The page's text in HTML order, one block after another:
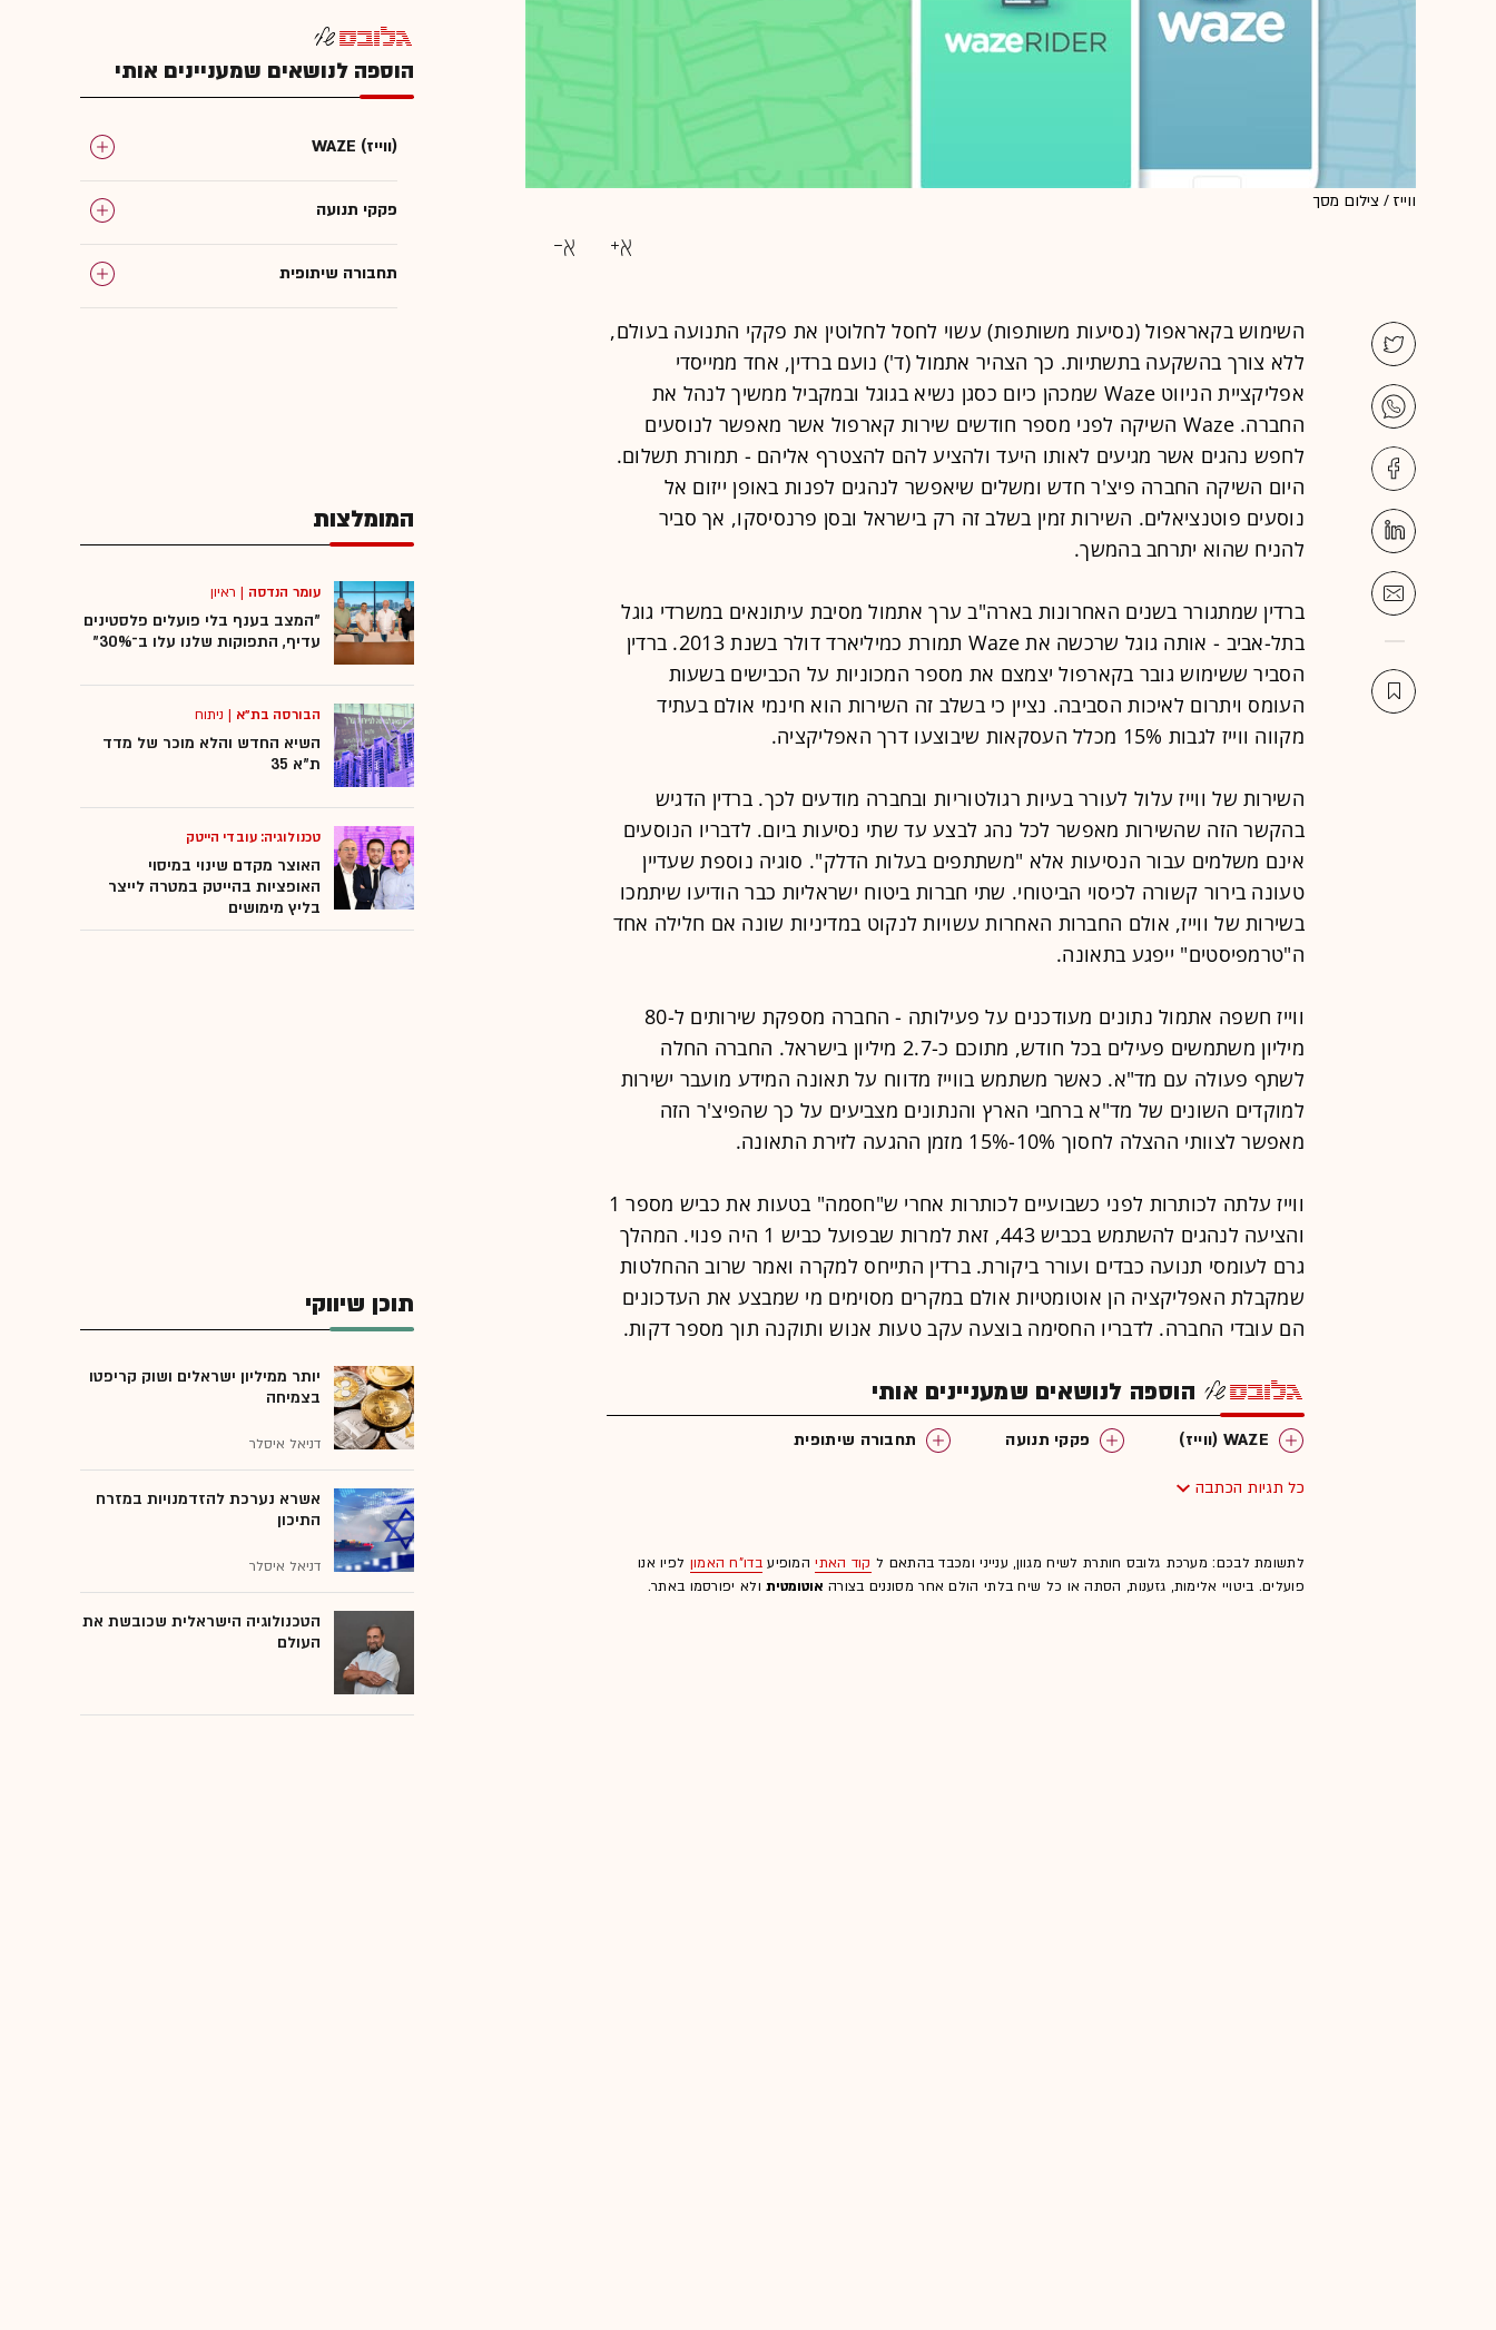
ווייז / צילום מסך
השימוש בקאראפול (נסיעות משותפות) עשוי לחסל לחלוטין את פקקי התנועה בעולם,
ללא צורך בהשקעה בתשתיות. כך הצהיר אתמול (ד') נועם ברדין, אחד ממייסדי
אפליקציית הניווט Waze שמכהן כיום כסגן נשיא בגוגל ובמקביל ממשיך לנהל את
החברה. Waze השיקה לפני מספר חודשים שירות קארפול אשר מאפשר לנוסעים
לחפש נהגים אשר מגיעים לאותו היעד ולהציע להם להצטרף אליהם - תמורת תשלום.
היום השיקה החברה פיצ'ר חדש ומשלים שיאפשר לנהגים לפנות באופן ייזום אל
נוסעים פוטנציאלים. השירות זמין בשלב זה רק בישראל ובסן פרנסיסקו, אך סביר
להניח שהוא יתרחב בהמשך.
ברדין שמתגורר בשנים האחרונות בארה"ב ערך אתמול מסיבת עיתונאים במשרדי גוגל
בתל-אביב - אותה גוגל שרכשה את Waze תמורת כמיליארד דולר בשנת 2013. ברדין
הסביר ששימוש גובר בקארפול יצמצם את מספר המכוניות על הכבישים בשעות
העומס ויתרום לאיכות הסביבה. נציין כי בשלב זה השירות הוא חינמי אולם בעתיד
מקווה ווייז לגבות 15% מכלל העסקאות שיבוצעו דרך האפליקציה.
השירות של ווייז עלול לעורר בעיות רגולטוריות ובחברה מודעים לכך. ברדין הדגיש
בהקשר הזה שהשירות מאפשר לכל נהג לבצע עד שתי נסיעות ביום. לדבריו הנוסעים
אינם משלמים עבור הנסיעות אלא "משתתפים בעלות הדלק". סוגיה נוספת שעדיין
טעונה בירור קשורה לכיסוי הביטוחי. שתי חברות ביטוח ישראליות כבר הודיעו שיתמכו
בשירות של ווייז, אולם החברות האחרות עשויות לנקוט במדיניות שונה אם חלילה אחד
ה"טרמפיסטים" ייפגע בתאונה.
ווייז חשפה אתמול נתונים מעודכנים על פעילותה - החברה מספקת שירותים ל-80
מיליון משתמשים פעילים בכל חודש, מתוכם כ-2.7 מיליון בישראל. החברה החלה
לשתף פעולה עם מד"א. כאשר משתמש בווייז מדווח על תאונה המידע מועבר ישירות
למוקדים השונים של מד"א ברחבי הארץ והנתונים מצביעים על כך שהפיצ'ר הזה
מאפשר לצוותי ההצלה לחסוך 10%-15% מזמן ההגעה לזירת התאונה.
ווייז עלתה לכותרות לפני כשבועיים לכותרות אחרי ש"חסמה" בטעות את כביש מספר 1
והציעה לנהגים להשתמש בכביש 443, זאת למרות שבפועל כביש 1 היה פנוי. המהלך
גרם לעומסי תנועה כבדים ועורר ביקורת. ברדין התייחס למקרה ואמר שרוב ההחלטות
שמקבלת האפליקציה הן אוטומטיות אולם במקרים מסוימים מי שמבצע את העדכונים
הם עובדי החברה. לדבריו החסימה בוצעה עקב טעות אנוש ותוקנה תוך מספר דקות.
הוספה לנושאים שמעניינים אותי
WAZE (ווייז) פקקי תנועה תחבורה שיתופית
כל תגיות הכתבה
לתשומת לבכם: מערכת גלובס חותרת לשיח מגוון, ענייני ומכבד בהתאם ל קוד האתיהמופיעבדו"ח האמון לפיו אנו
פועלים. ביטויי אלימות, גזענות, הסתה או כל שיח בלתי הולם אחר מסוננים בצורה אוטומטיתולא יפורסמו באתר.
הוספה לנושאים שמעניינים אותי
WAZE (ווייז)
פקקי תנועה
תחבורה שיתופית
המומלצות
עומר הנדסה | ראיון
"המצב בענף בלי פועלים פלסטינים
עדיף, התפוקות שלנו עלו ב־30%"
הבורסה בת"א | ניתוח
השיא החדש והלא מוכר של מדד
ת"א 35
טכנולוגיה: עובדי הייטק
האוצר מקדם שינוי במיסוי
האופציות בהייטק במטרה לייצר
בליץ מימושים
תוכן שיווקי
יותר ממיליון ישראלים ושוק קריפטו
בצמיחה
דניאל איסלר
אשרא נערכת להזדמנויות במזרח
התיכון
דניאל איסלר
הטכנולוגיה הישראלית שכובשת את
העולם